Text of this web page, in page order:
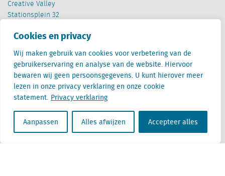
Cookies en privacy
Wij maken gebruik van cookies voor verbetering van de
gebruikerservaring en analyse van de website. Hiervoor
bewaren wij geen persoonsgegevens. U kunt hierover meer
lezen in onze privacy verklaring en onze cookie
statement. Privacy verklaring
Aanpassen Alles afwijzen Accepteer alles
Creative Valley
Stationsplein 32
Cantersteen 47
1000 Brussel